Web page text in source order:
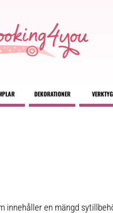
DEKORATIONER VERKTYG
innehåller en mängd